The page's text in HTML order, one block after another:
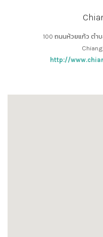
100 ถนนห้วยแก้ว ตำ
Chiang
http://